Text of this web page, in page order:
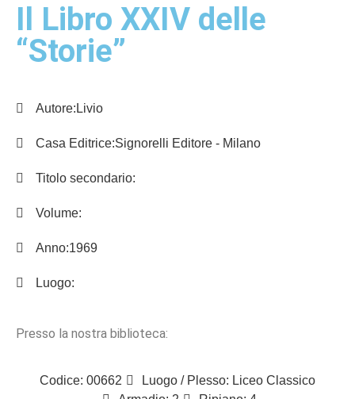
Il Libro XXIV delle
“Storie”
Autore: Livio
Casa Editrice:Signorelli Editore - Milano
Titolo secondario:
Volume:
Anno:1969
Luogo:
Presso la nostra biblioteca:
Codice: 00662
Luogo / Plesso: Liceo Classico